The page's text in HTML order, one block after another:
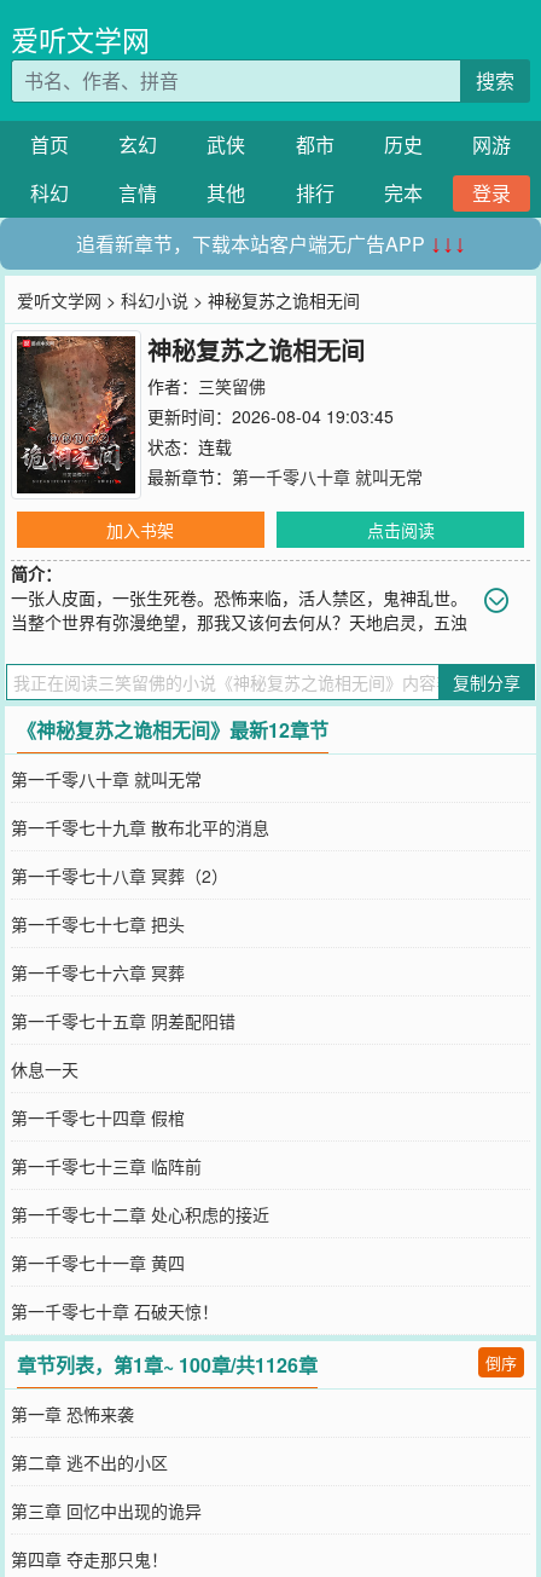
爱听文学网
搜索
首页 玄幻 武侠 都市 历史
网游
科幻
言情 其他 排行 完本
登录
追看新章节，下载本站客户端无广告APP ↓↓↓
爱听文学网 >科幻小说 > 神秘复苏之诡相无间
神秘复苏之诡相无间
作者： 三笑留佛
更新时间：2026-08-04 19:03:45
状态：连载
最新章节： 第一千零八十章 就叫无常
加入书架
点击阅读
简介：
一张人皮面，一张生死卷。恐怖来临，活人禁区，鬼神乱世。
当整个世界有弥漫绝望，那我又该何去何从？天地启灵，五浊
神秘复苏保持同样风格，不开挂，不系统，生死一线，搏命鬼神。）
ps：（断更鬼已复苏，目前无死机办法，所以讲究随缘更新，成绩就
是镇压断更鬼的灵异物品，望各位把它封死。）书友群：
1017912424
您要是觉得《 神秘复苏之诡相无间
和微博微信里的朋友推荐哦！
复制分享
《神秘复苏之诡相无间》最新12章节
第一千零八十章 就叫无常
第一千零七十九章 散布北平的消息
第一千零七十八章 冥葬（2）
第一千零七十七章 把头
第一千零七十六章 冥葬
第一千零七十五章 阴差配阳错
休息一天
第一千零七十四章 假棺
第一千零七十三章 临阵前
第一千零七十二章 处心积虑的接近
第一千零七十一章 黄四
第一千零七十章 石破天惊！
章节列表，第1章~ 100章/共1126章 倒序
第一章 恐怖来袭
第二章 逃不出的小区
第三章 回忆中出现的诡异
第四章 夺走那只鬼！